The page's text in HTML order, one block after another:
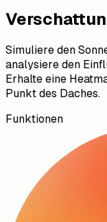
Simuliere den
analysiere den
Erhalte eine
Punkt des Daches.
Funktionen